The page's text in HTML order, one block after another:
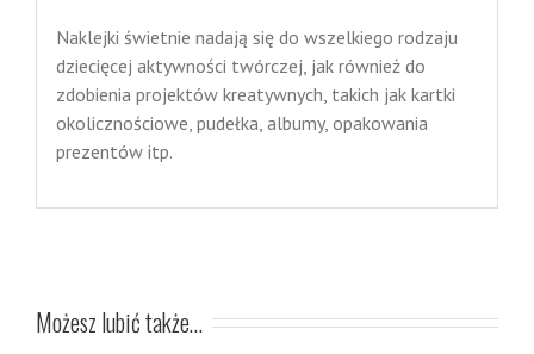
Naklejki świetnie nadają się do wszelkiego rodzaju
dziecięcej aktywności twórczej, jak również do
zdobienia projektów kreatywnych, takich jak kartki
okolicznościowe, pudełka, albumy, opakowania
prezentów itp.
Możesz lubić także…